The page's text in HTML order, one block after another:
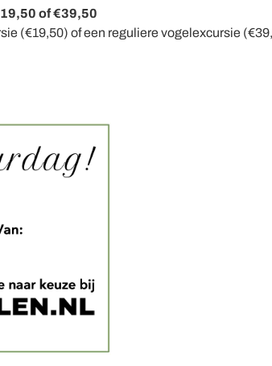
of €39,50
(€19,50) of een reguliere vogelexcursie